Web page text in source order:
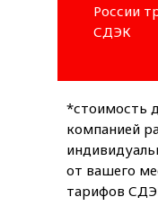
России
СДЭК
*стоимость
компанией
от вашего
тарифов